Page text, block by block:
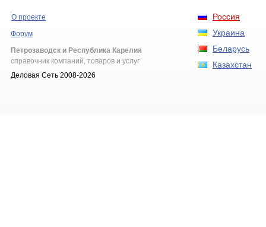
Россия
Украина
Беларусь
Казахстан
О проекте
Форум
Петрозаводск и Республика Карелия
справочник компаний, товаров и услуг
Деловая Сеть 2008-2026